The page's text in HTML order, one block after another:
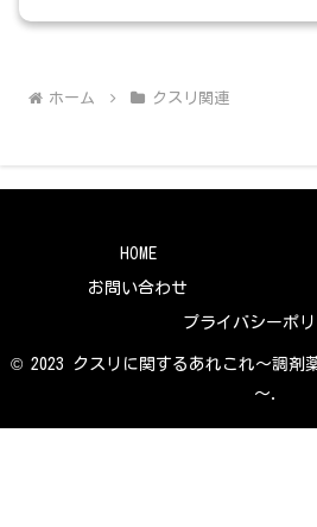
ホーム クスリ関連
HOME
お問い合わせ
プライバシーポ
© 2023 クスリに関するあれこれ～調剤
～.